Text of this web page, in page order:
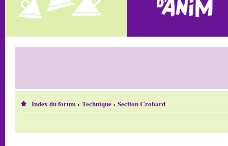
Index du forum‹ Technique‹ Section Crobard